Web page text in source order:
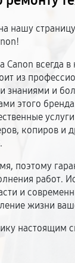
нашу
Canon всегда
из
знаниями и
этого
копиров и
поэтому
работ.
и
жизни
настоящим